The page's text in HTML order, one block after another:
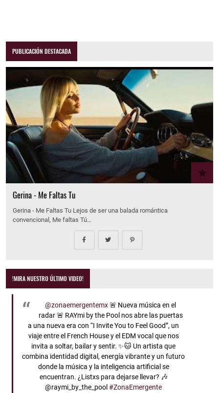
PUBLICACIÓN DESTACADA
Gerina - Me Faltas Tu
Gerina - Me Faltas Tu Lejos de ser una balada romántica
convencional, Me faltas Tú…
!MIRA NUESTRO ÚLTIMO VIDEO!
@zonaemergentemx🚨 Nueva música en el
radar 🚨 RAYmi by the Pool nos abre las puertas
a una nueva era con “I Invite You to Feel Good”, un
viaje entre el French House y el EDM vocal que nos
invita a soltar, bailar y sentir. ✨🐱 Un artista que
combina identidad digital, energía vibrante y un futuro
donde la música y la inteligencia artificial se
encuentran. ¿Listxs para dejarse llevar? 🎶
@raymi_by_the_pool #ZonaEmergente